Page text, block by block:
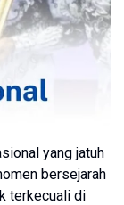
yang jatuh
bersejarah
terkecuali di